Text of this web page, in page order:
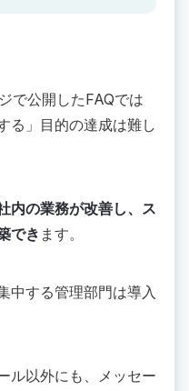
で公開したFAQでは
る」目的の達成は難し
内の業務が改善し、ス
でき ます。
中する管理部門は導入
ル以外にも、メッセー